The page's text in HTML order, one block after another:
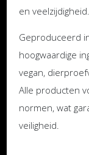
en veelzijdigheid.
Geproduceerd
hoogwaardige
vegan,
Alle producten
normen, wat
veiligheid.